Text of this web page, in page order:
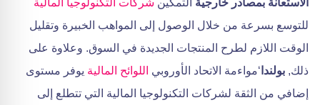
الاستعانة بمصادر خارجية التمكين شركات التكنولوجيا المالية
للتوسع بسرعة من خلال الوصول إلى المواهب الخبيرة وتقليل
الوقت اللازم لطرح المنتجات الجديدة في السوق. وعلاوة على
ذلك, بولندا ‘مواءمة الاتحاد الأوروبي اللوائح المالية يوفر مستوى
إضافي من الثقة لشركات التكنولوجيا المالية التي تتطلع إلى